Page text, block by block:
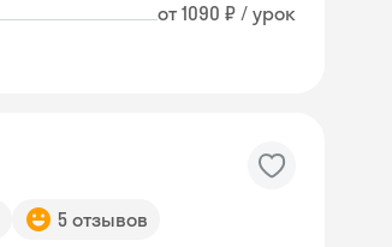
от 1090 ₽ / урок
5 отзывов